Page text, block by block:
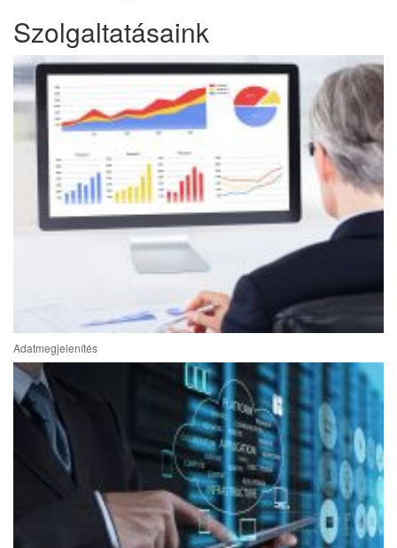
Szolgaltatásaink
Adatmegjelenítés